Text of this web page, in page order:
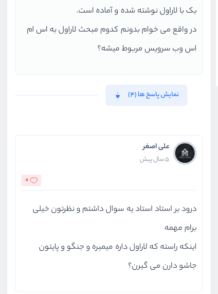
بک با لاراول نوشته شده و آماده است.
در واقع می خوام بدونم کدوم مبحث لاراول به اس ام
اس وب سرویس مربوط میشه؟
نمایش پاسخ ها (4)
علی اصغر
5 سال پیش
0
درود بر استاد استاد یه سوال داشتم و نظرتون خیلی
برام مهمه
اینکه راسته که لاراول داره میمیره و جنگو و پایتون
جاشو دارن می گیرن؟